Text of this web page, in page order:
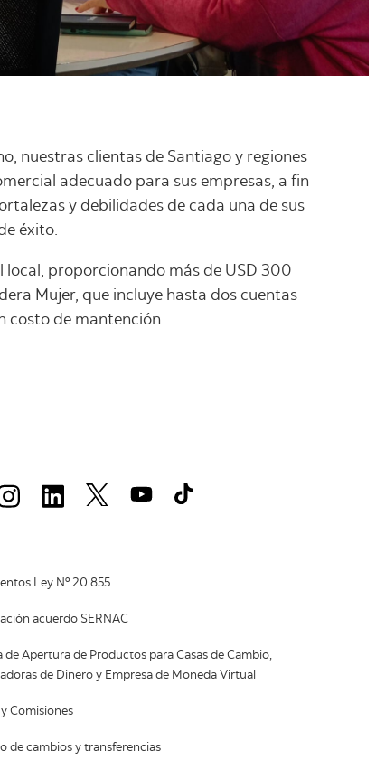
nuestras clientas de Santiago y regiones
adecuado para sus empresas, a fin
y debilidades de cada una de sus
éxito.
local, proporcionando más de USD 300
Mujer, que incluye hasta dos cuentas
costo de mantención.
Ley Nº 20.855
acuerdo SERNAC
de Apertura de Productos para Casas de Cambio,
de Dinero y Empresa de Moneda Virtual
y Comisiones
de cambios y transferencias